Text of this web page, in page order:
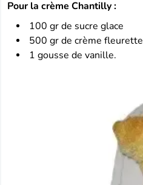
Pour la crème Chantilly :
100 gr de sucre glace
500 gr de crème fleurette
1 gousse de vanille.